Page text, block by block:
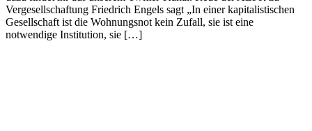
Vergesellschaftung Friedrich Engels sagt „In einer kapitalistischen
Gesellschaft ist die Wohnungsnot kein Zufall, sie ist eine
notwendige Institution, sie […]